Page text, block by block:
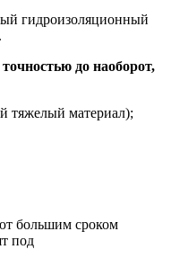
гидроизоляционный
до наоборот,
тяжелый материал);
большим сроком
под